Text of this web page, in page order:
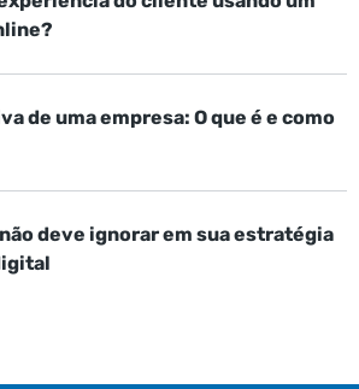
de uma empresa: O que é e como
deve ignorar em sua estratégia